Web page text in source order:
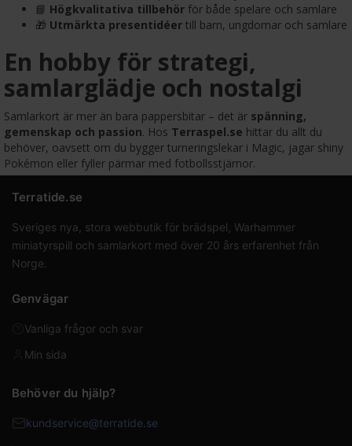
📘 Högkvalitativa tillbehör för både spelare och samlare
🎁 Utmärkta presentidéer till barn, ungdomar och samlare
En hobby för strategi,
samlarglädje och nostalgi
Samlarkort är mer än bara pappersbitar – det är spänning,
gemenskap och passion. Hos Terraspel.se hittar du allt du
behöver, oavsett om du bygger turneringslekar i Magic, jagar shiny
Pokémon eller fyller pärmar med fotbollsstjärnor.
Terratide.se
Sveriges nya, stora webbutik för brädspel, Warhammer
miniatyrspill och samlarkort med över 20 års erfarenhet från
Norge.
Genvägar
Vanliga frågor och svar
Min sida
Behöver du hjälp?
kundservice@terratide.se